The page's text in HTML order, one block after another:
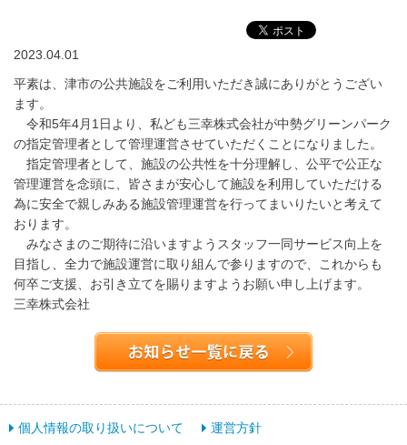
2023.04.01
平素は、津市の公共施設をご利用いただき誠にありがとうござい
ます。
令和5年4月1日より、私ども三幸株式会社が中勢グリーンパーク
の指定管理者として管理運営させていただくことになりました。
指定管理者として、施設の公共性を十分理解し、公平で公正な
管理運営を念頭に、皆さまが安心して施設を利用していただける
為に安全で親しみある施設管理運営を行ってまいりたいと考えて
おります。
みなさまのご期待に沿いますようスタッフ一同サービス向上を
目指し、全力で施設運営に取り組んで参りますので、これからも
何卒ご支援、お引き立てを賜りますようお願い申し上げます。
三幸株式会社
個人情報の取り扱いについて 運営方針